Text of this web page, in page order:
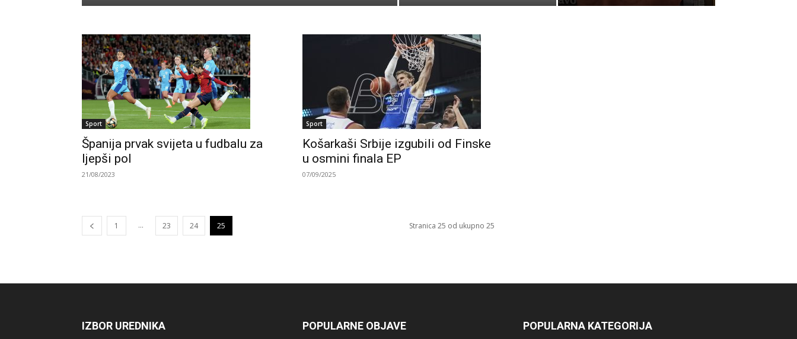
Sport
Španija prvak svijeta u fudbalu za
ljepši pol
21/08/2023
Sport
Košarkaši Srbije izgubili od Finske
u osmini finala EP
07/09/2025
1 ... 23 24 25 Stranica 25 od ukupno 25
IZBOR UREDNIKA POPULARNE OBJAVE POPULARNA KATEGORIJA